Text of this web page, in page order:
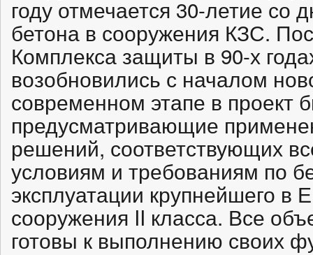
году отмечается 30-летие со
бетона в сооружения КЗС.
Комплекса защиты в 90-х
возобновились с началом
современном этапе в проект
предусматривающие
решений, соответствующих
условиям и требованиям по
эксплуатации крупнейшего в
сооружения II класса. Все
готовы к выполнению своих